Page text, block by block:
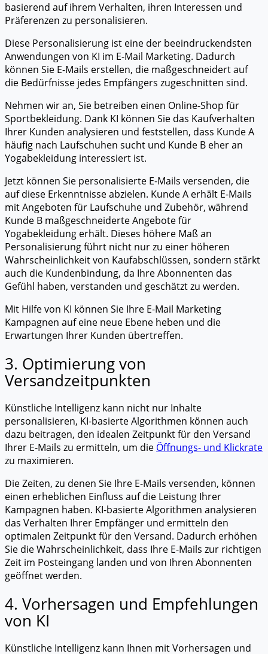
basierend auf ihrem Verhalten, ihren Interessen und
Präferenzen zu personalisieren.
Diese Personalisierung ist eine der beeindruckendsten
Anwendungen von KI im E-Mail Marketing. Dadurch
können Sie E-Mails erstellen, die maßgeschneidert auf
die Bedürfnisse jedes Empfängers zugeschnitten sind.
Nehmen wir an, Sie betreiben einen Online-Shop für
Sportbekleidung. Dank KI können Sie das Kaufverhalten
Ihrer Kunden analysieren und feststellen, dass Kunde A
häufig nach Laufschuhen sucht und Kunde B eher an
Yogabekleidung interessiert ist.
Jetzt können Sie personalisierte E-Mails versenden, die
auf diese Erkenntnisse abzielen. Kunde A erhält E-Mails
mit Angeboten für Laufschuhe und Zubehör, während
Kunde B maßgeschneiderte Angebote für
Yogabekleidung erhält. Dieses höhere Maß an
Personalisierung führt nicht nur zu einer höheren
Wahrscheinlichkeit von Kaufabschlüssen, sondern stärkt
auch die Kundenbindung, da Ihre Abonnenten das
Gefühl haben, verstanden und geschätzt zu werden.
Mit Hilfe von KI können Sie Ihre E-Mail Marketing
Kampagnen auf eine neue Ebene heben und die
Erwartungen Ihrer Kunden übertreffen.
3. Optimierung von
Versandzeitpunkten
Künstliche Intelligenz kann nicht nur Inhalte
personalisieren, KI-basierte Algorithmen können auch
dazu beitragen, den idealen Zeitpunkt für den Versand
Ihrer E-Mails zu ermitteln, um die Öffnungs- und Klickrate
zu maximieren.
Die Zeiten, zu denen Sie Ihre E-Mails versenden, können
einen erheblichen Einfluss auf die Leistung Ihrer
Kampagnen haben. KI-basierte Algorithmen analysieren
das Verhalten Ihrer Empfänger und ermitteln den
optimalen Zeitpunkt für den Versand. Dadurch erhöhen
Sie die Wahrscheinlichkeit, dass Ihre E-Mails zur richtigen
Zeit im Posteingang landen und von Ihren Abonnenten
geöffnet werden.
4. Vorhersagen und Empfehlungen
von KI
Künstliche Intelligenz kann Ihnen mit Vorhersagen und